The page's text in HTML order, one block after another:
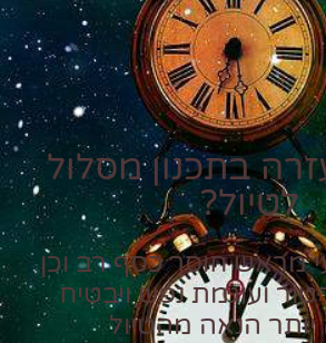
בתכנון מסלול
לטיול?
מראש חוסך כסף רב וכן
ועוגמת נפש ויבטיח
הנאה מהטיול